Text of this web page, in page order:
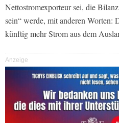
Nettostromexporteur sei, die
sein“ werde, mit anderen Worten:
künftig mehr Strom aus dem
Anzeige